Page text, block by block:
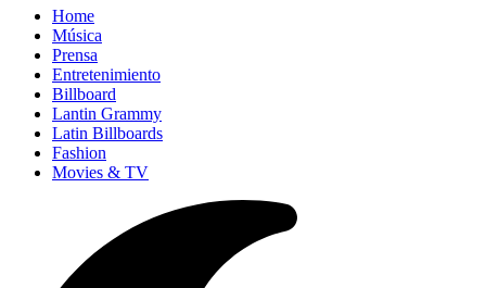
Home
Música
Prensa
Entretenimiento
Billboard
Lantin Grammy
Latin Billboards
Fashion
Movies & TV